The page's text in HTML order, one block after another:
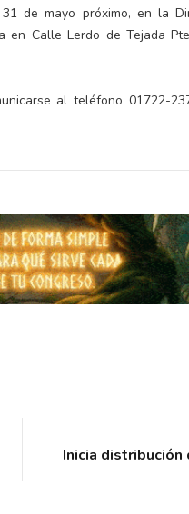
de mayo próximo, en la
en Calle Lerdo de Tejada
al teléfono 01722-
Inicia